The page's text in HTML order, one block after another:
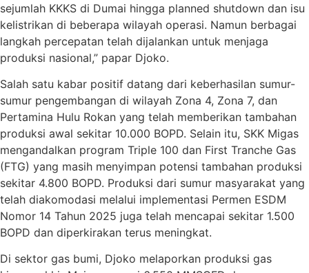
sejumlah KKKS di Dumai hingga planned shutdown dan isu
kelistrikan di beberapa wilayah operasi. Namun berbagai
langkah percepatan telah dijalankan untuk menjaga
produksi nasional,” papar Djoko.
Salah satu kabar positif datang dari keberhasilan sumur-
sumur pengembangan di wilayah Zona 4, Zona 7, dan
Pertamina Hulu Rokan yang telah memberikan tambahan
produksi awal sekitar 10.000 BOPD. Selain itu, SKK Migas
mengandalkan program Triple 100 dan First Tranche Gas
(FTG) yang masih menyimpan potensi tambahan produksi
sekitar 4.800 BOPD. Produksi dari sumur masyarakat yang
telah diakomodasi melalui implementasi Permen ESDM
Nomor 14 Tahun 2025 juga telah mencapai sekitar 1.500
BOPD dan diperkirakan terus meningkat.
Di sektor gas bumi, Djoko melaporkan produksi gas